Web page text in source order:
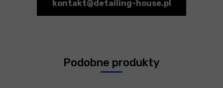
kontakt@detailing-house.pl
Podobne produkty